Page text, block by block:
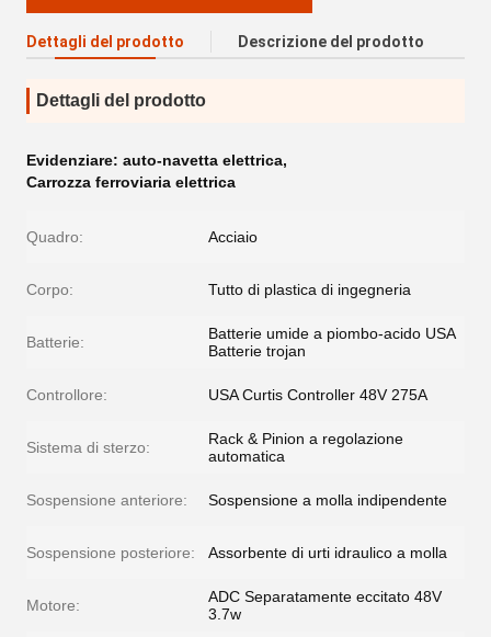
Dettagli del prodotto Descrizione del prodotto
Dettagli del prodotto
Evidenziare: auto-navetta elettrica,
Carrozza ferroviaria elettrica
Quadro: Acciaio
Corpo: Tutto di plastica di ingegneria
Batterie:
Batterie umide a piombo-acido USA
Batterie trojan
Controllore: USA Curtis Controller 48V 275A
Sistema di sterzo:
Rack & Pinion a regolazione
automatica
Sospensione anteriore: Sospensione a molla indipendente
Sospensione posteriore: Assorbente di urti idraulico a molla
Motore:
ADC Separatamente eccitato 48V
3.7w